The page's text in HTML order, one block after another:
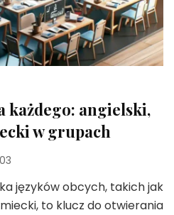
każdego: angielski,
w grupach
języków obcych, takich jak
to klucz do otwierania